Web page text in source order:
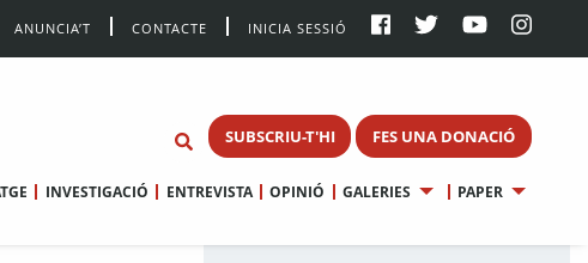
ANUNCIA’T CONTACTE INICIA SESSIÓ
SUBSCRIU-T'HI FES UNA DONACIÓ
INVESTIGACIÓ ENTREVISTA OPINIÓ GALERIES PAPER